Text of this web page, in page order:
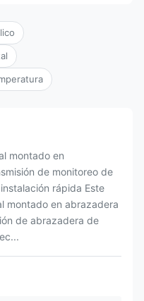
montado en
de monitoreo de
rápida Este
montado en abrazadera
de abrazadera de